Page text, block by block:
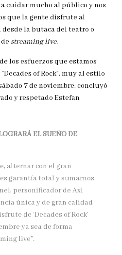
cuidar mucho al público y nos
que la gente disfrute al
desde la butaca del teatro o
streaming live.
los esfuerzos que estamos
of Rock”, muy al estilo
7 de noviembre, concluyó
y respetado Estefan
EL SUEÑO DE
alternar con el gran
garantía total y sumarnos
personificador de Axl
única y de gran calidad
de ‘Decades of Rock’
ya sea de forma
live”.